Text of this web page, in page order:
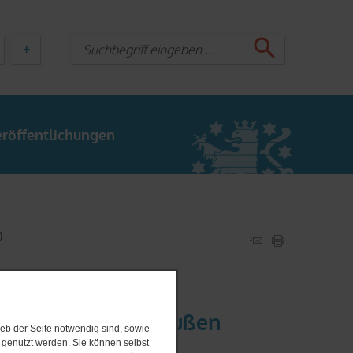
der Seite notwendig sind, sowie
werden. Sie können selbst
+
der Stadt Greußen